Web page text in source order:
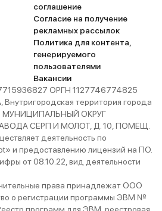
соглашение
Согласие на получение
рекламных рассылок
Политика для контента,
генерируемого
пользователями
Вакансии
ОРГН 1127746774825
территория города
МУНИЦИПАЛЬНЫЙ ОКРУГ
СЕРП И МОЛОТ, Д. 10, ПОМЕЩ.
деятельность по
и предоставлению лицензий на ПО.
от 08.10.22, вид деятельности
права принадлежат ООО
о регистрации программы ЭВМ №